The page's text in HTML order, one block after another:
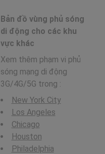
Bản đồ vùng phủ sóng
di động cho các khu
vực khác
Xem thêm phạm vi phủ
sóng mạng di động
3G/4G/5G trong :
New York City
Los Angeles
Chicago
Houston
Philadelphia